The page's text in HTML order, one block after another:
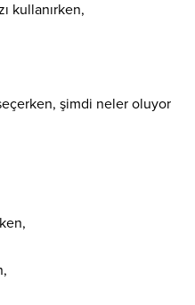
kullanırken,
şimdi neler oluyor